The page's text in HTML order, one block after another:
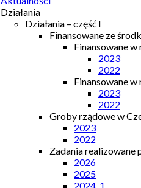
Działania
Działania – część I
Finansowane ze
Finansowane
2023
2022
Finansowane w
2023
2022
Groby rządowe w
2023
2022
Zadania
2026
2025
2024_1